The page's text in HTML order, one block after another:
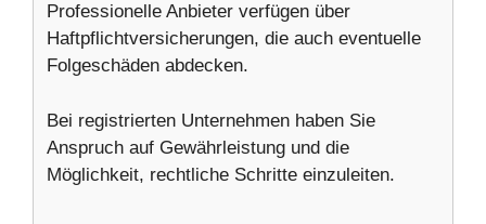
Professionelle Anbieter verfügen über
Haftpflichtversicherungen, die auch eventuelle
Folgeschäden abdecken.
Bei registrierten Unternehmen haben Sie
Anspruch auf Gewährleistung und die
Möglichkeit, rechtliche Schritte einzuleiten.